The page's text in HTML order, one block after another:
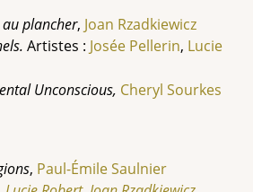
plancher, Joan Rzadkiewicz
Artistes : Josée Pellerin, Lucie
Unconscious, Cheryl Sourkes
, Paul-ÉmileSaulnier